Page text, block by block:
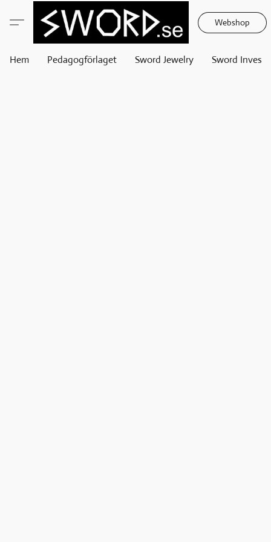
Webshop
Hem Pedagogförlaget Sword Jewelry Sword Invest